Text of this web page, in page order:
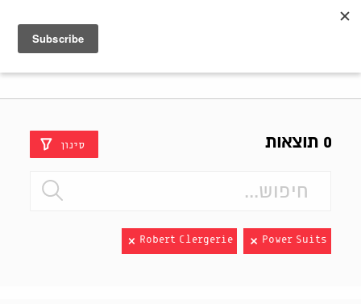
0 תוצאות סינון
Power Suits
Robert Clergerie